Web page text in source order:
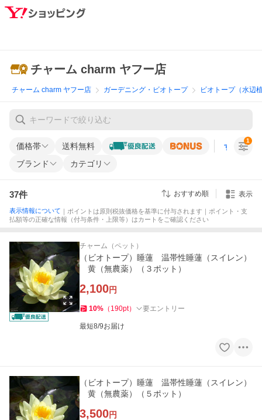
チャーム charm ヤフー店
チャーム charm ヤフー店 ガーデニング・ビオトープ ビオトープ（水辺
価格帯 送料無料 すべての条
ブランド カテゴリ
1
37件 おすすめ順 表示
表示情報について ｜ポイントは原則税抜価格を基準に付与されます｜ポイント・支
払額等の正確な情報（付与条件・上限等）はカートをご確認ください
チャーム（ペット）
（ビオトープ）睡蓮 温帯性睡蓮（スイレン）
黄（無農薬）（３ポット）
2,100円
10% （ 190pt） 要エントリー
最短8/9お届け
（ビオトープ）睡蓮 温帯性睡蓮（スイレン）
黄（無農薬）（５ポット）
3,500円